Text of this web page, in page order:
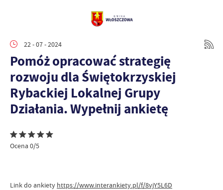
22 - 07 - 2024
Pomóż opracować strategię
rozwoju dla Świętokrzyskiej
Rybackiej Lokalnej Grupy
Działania. Wypełnij ankietę
Ocena 0/5
Link do ankiety https://www.interankiety.pl/f/8vjY5L6D